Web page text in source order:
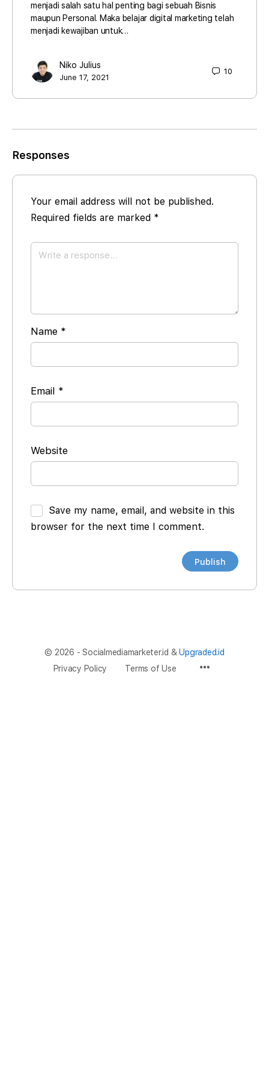
menjadi salah satu hal penting bagi sebuah Bisnis
maupun Personal. Maka belajar digital marketing telah
menjadi kewajiban untuk…
Niko Julius
June 17, 2021
10
Responses
Your email address will not be published.
Required fields are marked *
Name *
Email *
Website
Save my name, email, and website in this
browser for the next time I comment.
© 2026 - Socialmediamarketer.id &Upgraded.id
Privacy Policy
Terms of Use